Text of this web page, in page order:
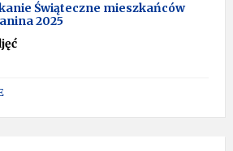
Świąteczne mieszkańców
2025